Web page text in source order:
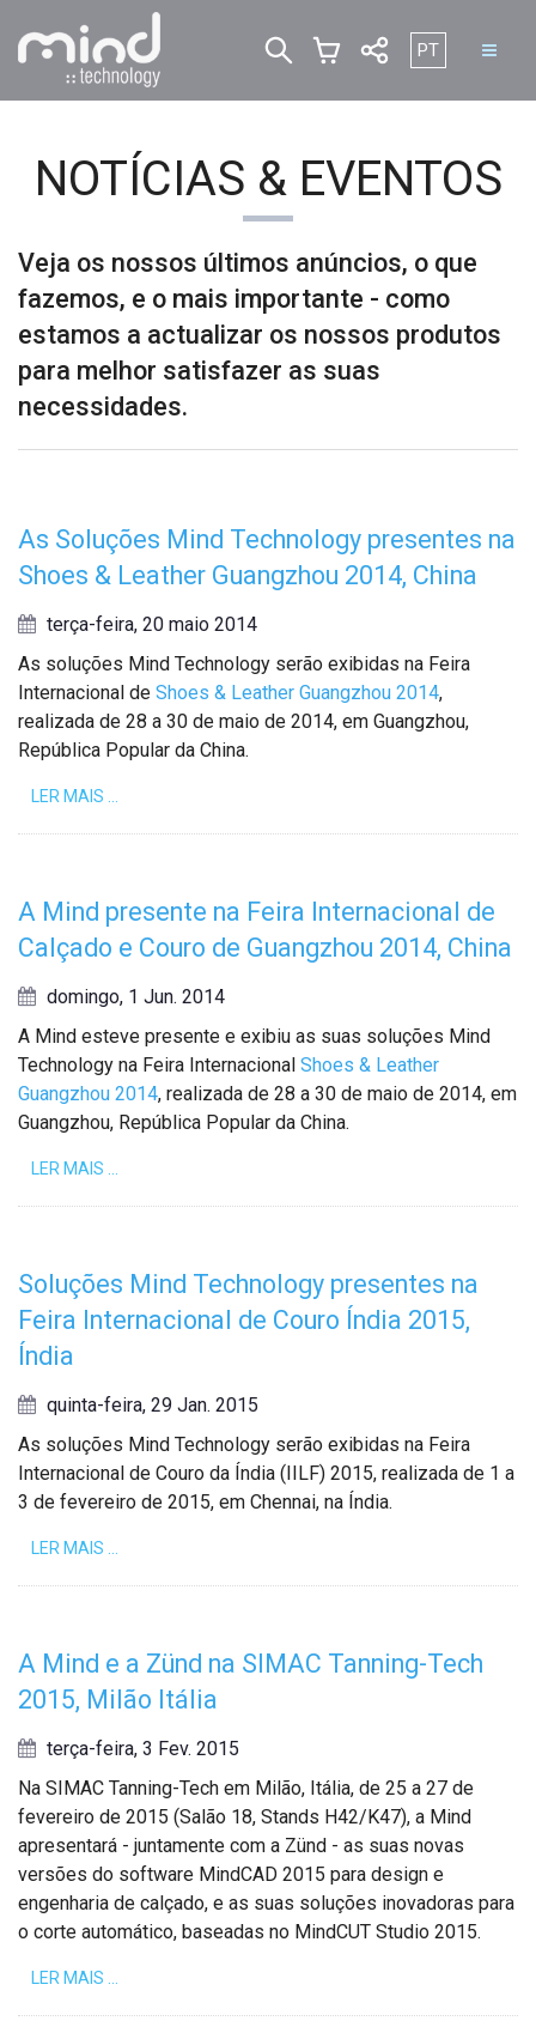
Escolha o seu
PT
NOTÍCIAS & EVENTOS
Veja os nossos últimos anúncios, o que
fazemos, e o mais importante - como
estamos a actualizar os nossos produtos
para melhor satisfazer as suas
necessidades.
As Soluções Mind Technology presentes na
Shoes & Leather Guangzhou 2014, China
terça-feira, 20 maio 2014
As soluções Mind Technology serão exibidas na Feira
Internacional de Shoes & Leather Guangzhou 2014,
realizada de 28 a 30 de maio de 2014, em Guangzhou,
República Popular da China.
LER MAIS …
A Mind presente na Feira Internacional de
Calçado e Couro de Guangzhou 2014, China
domingo, 1 Jun. 2014
A Mind esteve presente e exibiu as suas soluções Mind
Technology na Feira Internacional Shoes & Leather
Guangzhou 2014, realizada de 28 a 30 de maio de 2014, em
Guangzhou, República Popular da China.
LER MAIS …
Soluções Mind Technology presentes na
Feira Internacional de Couro Índia 2015,
Índia
quinta-feira, 29 Jan. 2015
As soluções Mind Technology serão exibidas na Feira
Internacional de Couro da Índia (IILF) 2015, realizada de 1 a
3 de fevereiro de 2015, em Chennai, na Índia.
LER MAIS …
A Mind e a Zünd na SIMAC Tanning-Tech
2015, Milão Itália
terça-feira, 3 Fev. 2015
Na SIMAC Tanning-Tech em Milão, Itália, de 25 a 27 de
fevereiro de 2015 (Salão 18, Stands H42/K47), a Mind
apresentará - juntamente com a Zünd - as suas novas
versões do software MindCAD 2015 para design e
engenharia de calçado, e as suas soluções inovadoras para
o corte automático, baseadas no MindCUT Studio 2015.
LER MAIS …